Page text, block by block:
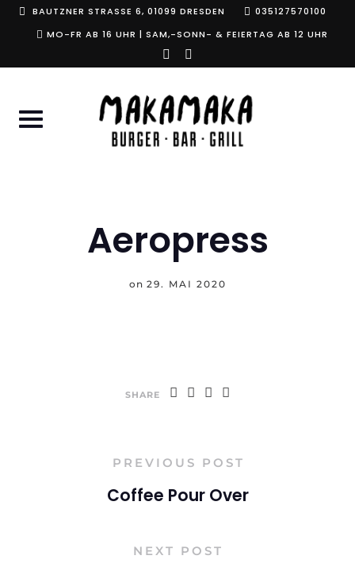
Skip
BAUTZNER STRASSE 6, 01099 DRESDEN
035127570100
MO-FR AB 16 UHR | SAM,-SONN- & FEIERTAG AB 12 UHR
instagram
f
Aeropress
on 29. MAI 2020
SHARE
PREVIOUS POST
Coffee Pour Over
NEXT POST